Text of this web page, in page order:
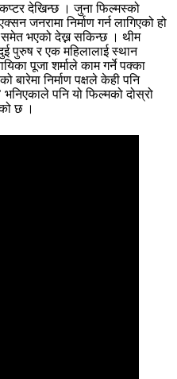
देखिन्छ । जुना फिल्मस्को
जनरामा निर्माण गर्न लागिएको हो
समेत भएको देख्न सकिन्छ । थीम
पुरुष र एक महिलालाई स्थान
पूजा शर्माले काम गर्ने पक्का
निर्माण पक्षले केही पनि
पनि यो फिल्मको दोस्रो
छ ।